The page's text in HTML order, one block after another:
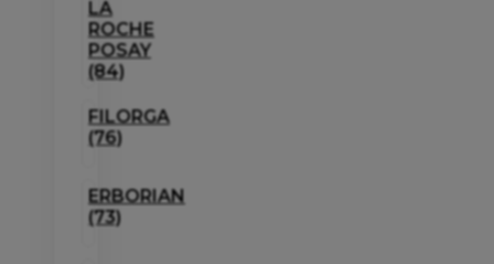
LA
ROCHE
POSAY
(84)
FILORGA
(76)
ERBORIAN
(73)